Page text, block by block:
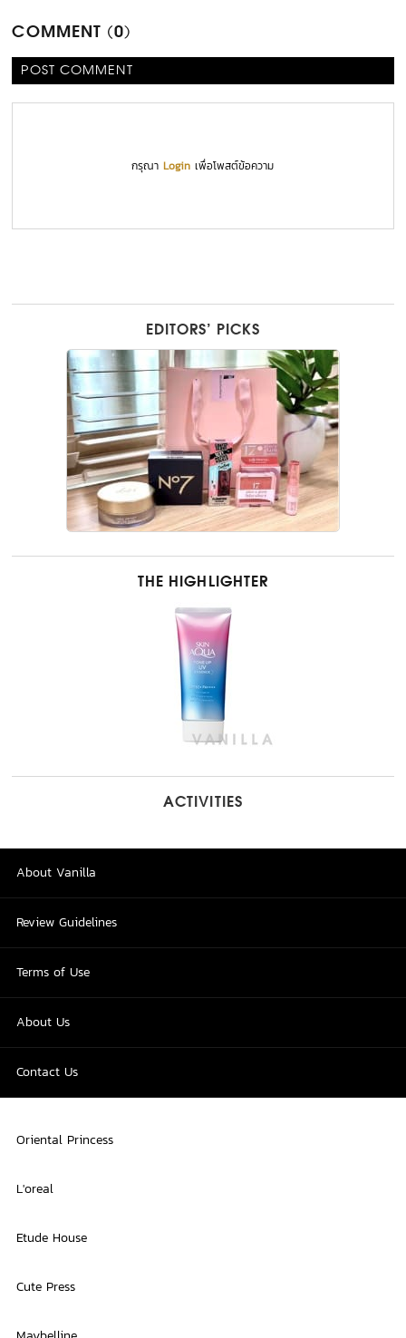
COMMENT (0)
POST COMMENT
กรุณาLogin เพื่อโพสต์ข้อความ
EDITORS’ PICKS
THE HIGHLIGHTER
ACTIVITIES
About Vanilla
Review Guidelines
Terms of Use
About Us
Contact Us
Oriental Princess
L'oreal
Etude House
Cute Press